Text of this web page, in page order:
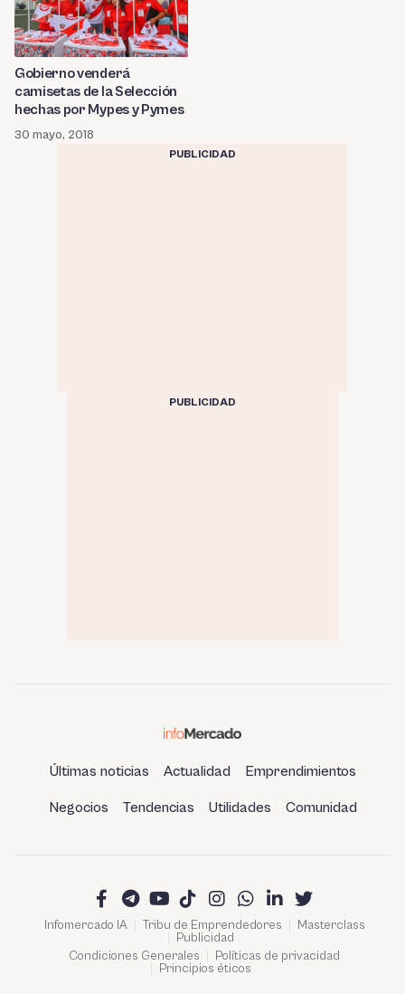
Gobierno venderá
camisetas de la Selección
hechas por Mypes y Pymes
30 mayo, 2018
PUBLICIDAD
PUBLICIDAD
Últimas noticias Actualidad Emprendimientos
Negocios Tendencias Utilidades Comunidad
Infomercado IA Tribu de Emprendedores
Masterclass
Publicidad
Condiciones Generales
Políticas de privacidad
Principios éticos